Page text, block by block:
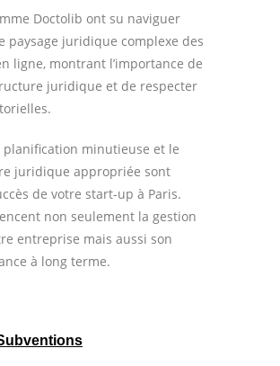
Doctolib ont su naviguer
paysage juridique complexe des
ligne, montrant l’importance de
juridique et de respecter
planification minutieuse et le
juridique appropriée sont
de votre start-up à Paris.
non seulement la gestion
entreprise mais aussi son
à long terme.